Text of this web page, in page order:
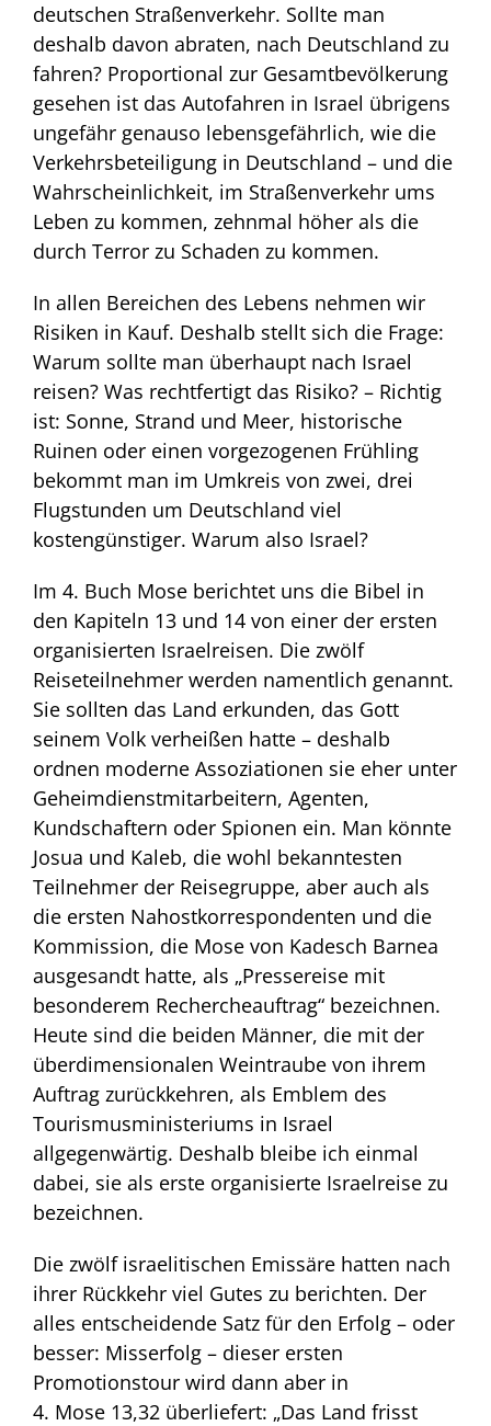
deutschen Straßenverkehr. Sollte man
deshalb davon abraten, nach Deutschland zu
fahren? Proportional zur Gesamtbevölkerung
gesehen ist das Autofahren in Israel übrigens
ungefähr genauso lebensgefährlich, wie die
Verkehrsbeteiligung in Deutschland – und die
Wahrscheinlichkeit, im Straßenverkehr ums
Leben zu kommen, zehnmal höher als die
durch Terror zu Schaden zu kommen.
In allen Bereichen des Lebens nehmen wir
Risiken in Kauf. Deshalb stellt sich die Frage:
Warum sollte man überhaupt nach Israel
reisen? Was rechtfertigt das Risiko? – Richtig
ist: Sonne, Strand und Meer, historische
Ruinen oder einen vorgezogenen Frühling
bekommt man im Umkreis von zwei, drei
Flugstunden um Deutschland viel
kostengünstiger. Warum also Israel?
Im 4. Buch Mose berichtet uns die Bibel in
den Kapiteln 13 und 14 von einer der ersten
organisierten Israelreisen. Die zwölf
Reiseteilnehmer werden namentlich genannt.
Sie sollten das Land erkunden, das Gott
seinem Volk verheißen hatte – deshalb
ordnen moderne Assoziationen sie eher unter
Geheimdienstmitarbeitern, Agenten,
Kundschaftern oder Spionen ein. Man könnte
Josua und Kaleb, die wohl bekanntesten
Teilnehmer der Reisegruppe, aber auch als
die ersten Nahostkorrespondenten und die
Kommission, die Mose von Kadesch Barnea
ausgesandt hatte, als „Pressereise mit
besonderem Rechercheauftrag“ bezeichnen.
Heute sind die beiden Männer, die mit der
überdimensionalen Weintraube von ihrem
Auftrag zurückkehren, als Emblem des
Tourismusministeriums in Israel
allgegenwärtig. Deshalb bleibe ich einmal
dabei, sie als erste organisierte Israelreise zu
bezeichnen.
Die zwölf israelitischen Emissäre hatten nach
ihrer Rückkehr viel Gutes zu berichten. Der
alles entscheidende Satz für den Erfolg – oder
besser: Misserfolg – dieser ersten
Promotionstour wird dann aber in
4. Mose 13,32 überliefert: „Das Land frisst